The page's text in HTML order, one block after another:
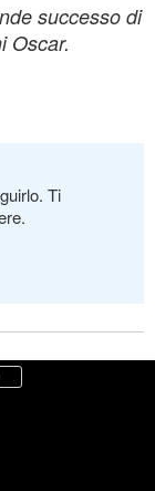
successo di
Oscar.
Ti